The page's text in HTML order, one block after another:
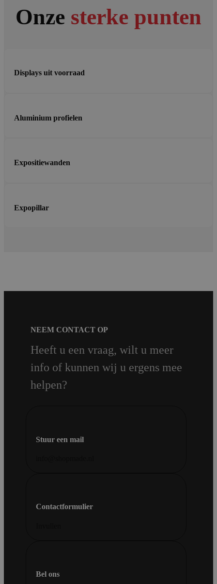
Onze sterke punten
Displays uit voorraad
Aluminium profielen
Expositiewanden
Expopillar
NEEM CONTACT OP
Heeft u een vraag, wilt u meer
info of kunnen wij u ergens mee
helpen?
Stuur een mail
Contactformulier
Bel ons